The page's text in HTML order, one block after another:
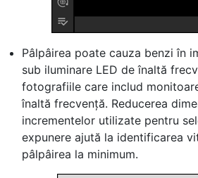
Pâlpâirea poate cauza benzi în
sub iluminare LED de înaltă
fotografiile care includ
înaltă frecvență. Reducerea
incrementelor utilizate pentru
expunere ajută la identificarea
pâlpâirea la minimum.